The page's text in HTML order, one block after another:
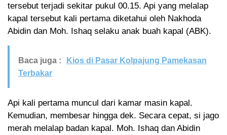
tersebut terjadi sekitar pukul 00.15. Api yang melalap
kapal tersebut kali pertama diketahui oleh Nakhoda
Abidin dan Moh. Ishaq selaku anak buah kapal (ABK).
Baca juga :
Kios di Pasar Kolpajung Pamekasan
Terbakar
Api kali pertama muncul dari kamar masin kapal.
Kemudian, membesar hingga dek. Secara cepat, si jago
merah melalap badan kapal. Moh. Ishaq dan Abidin